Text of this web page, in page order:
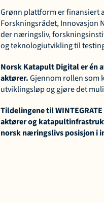
Grønn plattform er finansiert
Forskningsrådet, Innovasjon
der næringsliv,
og teknologiutvikling til
Norsk Katapult Digital er
aktører. Gjennom rollen som
utviklingsløp og gjøre det
Tildelingene til
aktører og
norsk næringslivs posisjon i